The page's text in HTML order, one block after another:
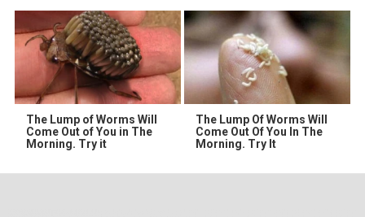
The Lump of Worms Will
Come Out of You in The
Morning. Try it
The Lump Of Worms Will
Come Out Of You In The
Morning. Try It